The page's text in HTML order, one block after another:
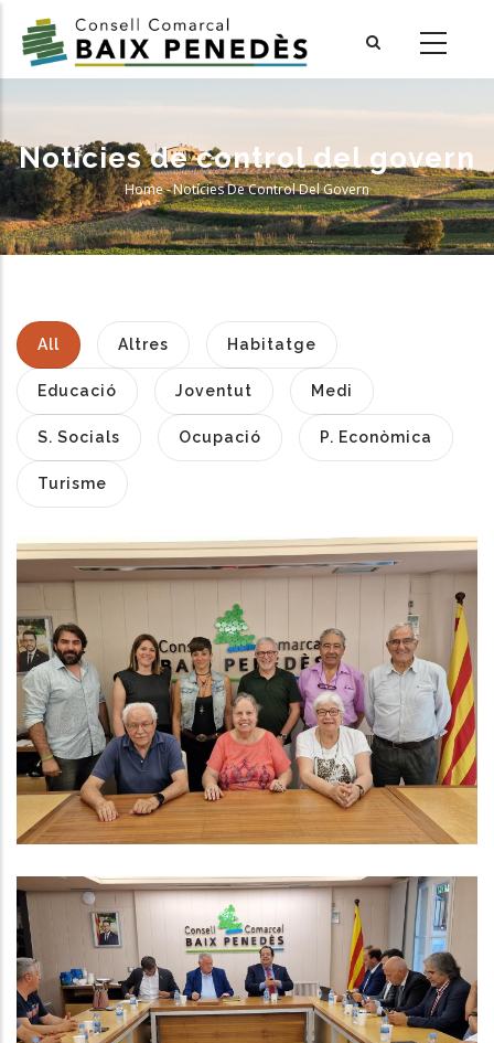
main
Notícies de control del govern
Breadcrumb
Home-Notícies De Control Del Govern
All Altres Habitatge
Educació Joventut Medi
S. Socials Ocupació P. Econòmica
Turisme
Es Reactiva El Consell Consultiu
De La Gent Gran Del Baix Penedès
S. socials
El Conseller D'interior Anuncia
L'augment De 14 Efectius De